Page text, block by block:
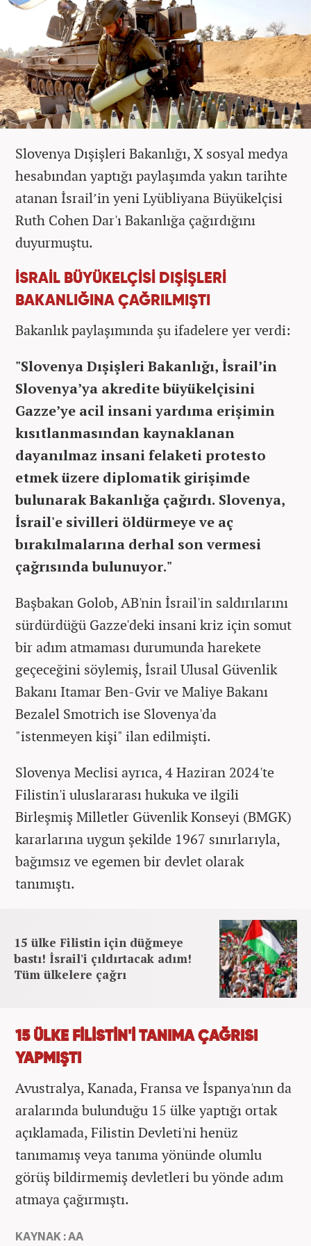
Slovenya Dışişleri Bakanlığı, X sosyal medya
hesabından yaptığı paylaşımda yakın tarihte
atanan İsrail’in yeni Lyübliyana Büyükelçisi
Ruth Cohen Dar'ı Bakanlığa çağırdığını
duyurmuştu.
İSRAİL BÜYÜKELÇİSİ DIŞİŞLERİ
BAKANLIĞINA ÇAĞRILMIŞTI
Bakanlık paylaşımında şu ifadelere yer verdi:
"Slovenya Dışişleri Bakanlığı, İsrail’in
Slovenya’ya akredite büyükelçisini
Gazze’ye acil insani yardıma erişimin
kısıtlanmasından kaynaklanan
dayanılmaz insani felaketi protesto
etmek üzere diplomatik girişimde
bulunarak Bakanlığa çağırdı. Slovenya,
İsrail'e sivilleri öldürmeye ve aç
bırakılmalarına derhal son vermesi
çağrısında bulunuyor."
Başbakan Golob, AB'nin İsrail'in saldırılarını
sürdürdüğü Gazze'deki insani kriz için somut
bir adım atmaması durumunda harekete
geçeceğini söylemiş, İsrail Ulusal Güvenlik
Bakanı Itamar Ben-Gvir ve Maliye Bakanı
Bezalel Smotrich ise Slovenya'da
"istenmeyen kişi" ilan edilmişti.
Slovenya Meclisi ayrıca, 4 Haziran 2024'te
Filistin'i uluslararası hukuka ve ilgili
Birleşmiş Milletler Güvenlik Konseyi (BMGK)
kararlarına uygun şekilde 1967 sınırlarıyla,
bağımsız ve egemen bir devlet olarak
tanımıştı.
15 ülke Filistin için düğmeye
bastı! İsrail'i çıldırtacak adım!
Tüm ülkelere çağrı
15 ÜLKE FİLİSTİN'İ TANIMA ÇAĞRISI
YAPMIŞTI
Avustralya, Kanada, Fransa ve İspanya'nın da
aralarında bulunduğu 15 ülke yaptığı ortak
açıklamada, Filistin Devleti'ni henüz
tanımamış veya tanıma yönünde olumlu
görüş bildirmemiş devletleri bu yönde adım
atmaya çağırmıştı.
KAYNAK : AA